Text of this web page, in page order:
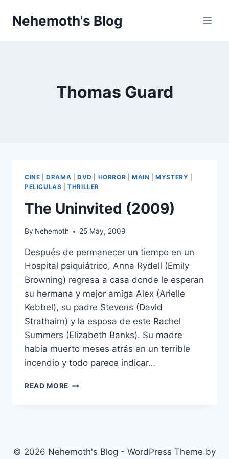
Nehemoth's Blog
Thomas Guard
CINE |DRAMA DVD HORROR MAIN |MYSTERY
PELICULAS |THRILLER
The Uninvited (2009)
By Nehemoth 25 May, 2009
Después de permanecer un tiempo en un
Hospital psiquiátrico, Anna Rydell (Emily
Browning) regresa a casa donde le esperan
su hermana y mejor amiga Alex (Arielle
Kebbel), su padre Stevens (David
Strathairn) y la esposa de este Rachel
Summers (Elizabeth Banks). Su madre
había muerto meses atrás en un terrible
incendio y todo parece indicar…
READ MORE THE
© 2026 Nehemoth's Blog - WordPress Theme by